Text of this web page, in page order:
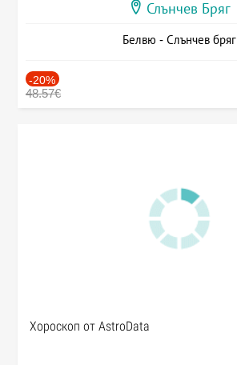
Слънчев Бряг
Белвю - Слънчев бряг
-20%
48.57€
Хороскоп от AstroData